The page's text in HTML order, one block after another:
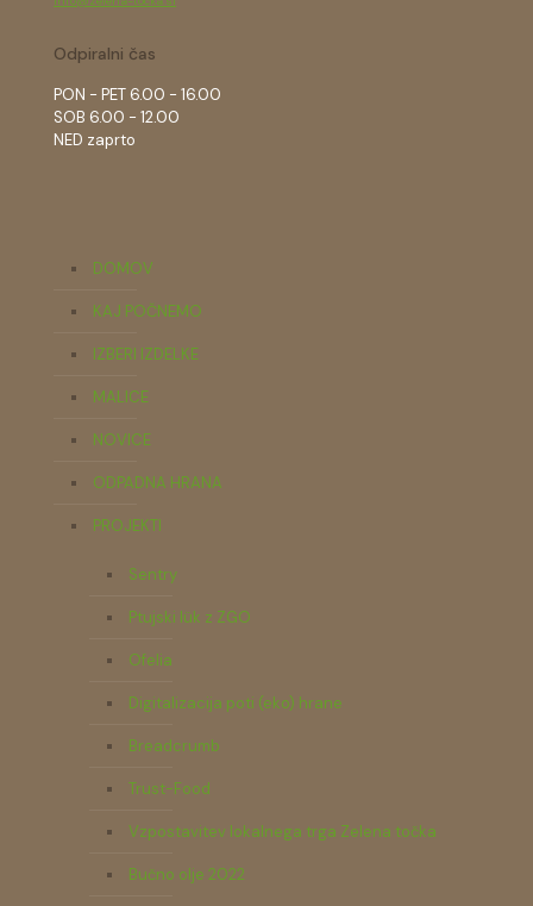
Odpiralni čas
PON - PET 6.00 - 16.00
SOB 6.00 - 12.00
NED zaprto
DOMOV
KAJ POČNEMO
IZBERI IZDELKE
MALICE
NOVICE
ODPADNA HRANA
PROJEKTI
Sentry
Ptujski lük z ZGO
Ofelia
Digitalizacija poti (eko) hrane
Breadcrumb
Trust-Food
Vzpostavitev lokalnega trga Zelena točka
Bučno olje 2022